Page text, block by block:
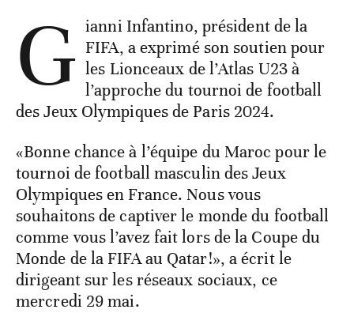
G ianni Infantino, président de la
FIFA, a exprimé son soutien pour
les Lionceaux de l’Atlas U23 à
l’approche du tournoi de football
des Jeux Olympiques de Paris 2024.
«Bonne chance à l’équipe du Maroc pour le
tournoi de football masculin des Jeux
Olympiques en France. Nous vous
souhaitons de captiver le monde du football
comme vous l’avez fait lors de la Coupe du
Monde de la FIFA au Qatar!», a écrit le
dirigeant sur les réseaux sociaux, ce
mercredi 29 mai.